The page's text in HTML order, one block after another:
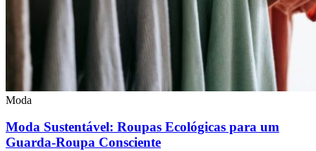
Moda
Moda Sustentável: Roupas Ecológicas para um
Guarda-Roupa Consciente